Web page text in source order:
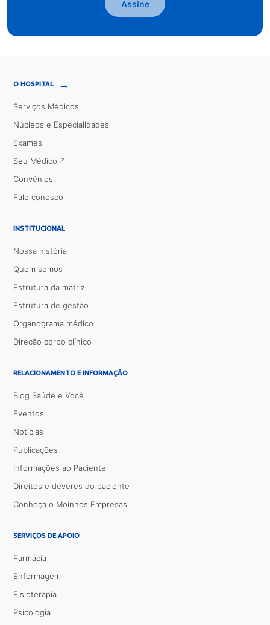
Assine
O HOSPITAL →
Serviços Médicos
Núcleos e Especialidades
Exames
Seu Médico
Convênios
Fale conosco
INSTITUCIONAL
Nossa história
Quem somos
Estrutura da matriz
Estrutura de gestão
Organograma médico
Direção corpo clínico
RELACIONAMENTO E INFORMAÇÃO
Blog Saúde e Você
Eventos
Notícias
Publicações
Informações ao Paciente
Direitos e deveres do paciente
Conheça o Moinhos Empresas
SERVIÇOS DE APOIO
Farmácia
Enfermagem
Fisioterapia
Psicologia